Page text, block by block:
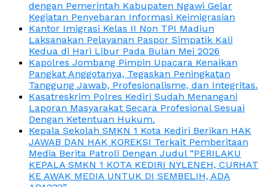
dengan Pemerintah Kabupaten Ngawi Gelar
Kegiatan Penyebaran Informasi Keimigrasian
Kantor Imigrasi Kelas II Non TPI Madiun
Laksanakan Pelayanan Paspor Simpatik Kali
Kedua di Hari Libur Pada Bulan Mei 2026
Kapolres Jombang Pimpin Upacara Kenaikan
Pangkat Anggotanya, Tegaskan Peningkatan
Tanggung Jawab, Profesionalisme, dan Integritas.
Kasatreskrim Polres Kediri Sudah Menangani
Laporan Masyarakat Secara Profesional Sesuai
Dengan Ketentuan Hukum.
Kepala Sekolah SMKN 1 Kota Kediri Berikan HAK
JAWAB DAN HAK KOREKSI Terkait Pemberitaan
Media Berita Patroli Dengan Judul “PERILAKU
KEPALA SMKN 1 KOTA KEDIRI NYLENEH, CURHAT
KE AWAK MEDIA UNTUK DI SEMBELIH, ADA